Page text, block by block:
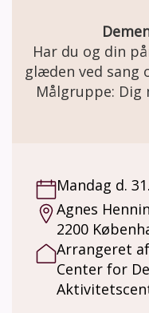
Lewy
Har du og din
glæden ved sang
demenskor
er for personer
der hygge for
lokale. Både for personer med demens og
pårørende er
møde
Målgruppe: Dig
Mandag d.
Agnes
2200
Arrangeret
Center for